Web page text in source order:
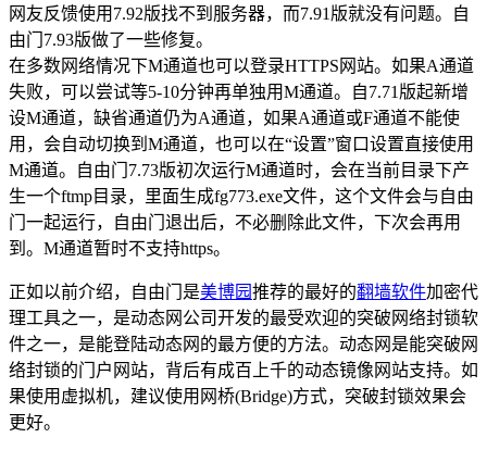
网友反馈使用7.92版找不到服务器，而7.91版就没有问题。自
由门7.93版做了一些修复。
在多数网络情况下M通道也可以登录HTTPS网站。如果A通道
失败，可以尝试等5-10分钟再单独用M通道。自7.71版起新增
设M通道，缺省通道仍为A通道，如果A通道或F通道不能使
用，会自动切换到M通道，也可以在“设置”窗口设置直接使用
M通道。自由门7.73版初次运行M通道时，会在当前目录下产
生一个ftmp目录，里面生成fg773.exe文件，这个文件会与自由
门一起运行，自由门退出后，不必删除此文件，下次会再用
到。M通道暂时不支持https。
正如以前介绍，自由门是美博园推荐的最好的翻墙软件加密代
理工具之一，是动态网公司开发的最受欢迎的突破网络封锁软
件之一，是能登陆动态网的最方便的方法。动态网是能突破网
络封锁的门户网站，背后有成百上千的动态镜像网站支持。如
果使用虚拟机，建议使用网桥(Bridge)方式，突破封锁效果会
更好。